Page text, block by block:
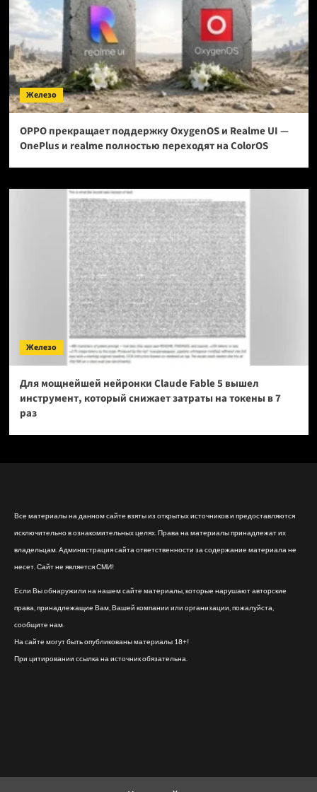
Железо
OPPO прекращает поддержку OxygenOS и Realme UI —
OnePlus и realme полностью переходят на ColorOS
Железо
Для мощнейшей нейронки Claude Fable 5 вышел
инструмент, который снижает затраты на токены в 7
раз
Все материалы на данном сайте взяты из открытых источников и предоставляются
исключительно в ознакомительных целях. Права на материалы принадлежат их
владельцам. Администрация сайта ответственности за содержание материала не
несет. Сайт не является СМИ!
Если Вы обнаружили на нашем сайте материалы, которые нарушают авторские
права, принадлежащие Вам, Вашей компании или организации, пожалуйста,
сообщите нам.
На сайте могут быть опубликованы материалы 18+!
При цитировании ссылка на источник обязательна.